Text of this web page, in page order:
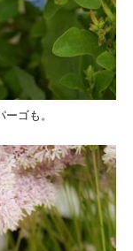
ゴも。